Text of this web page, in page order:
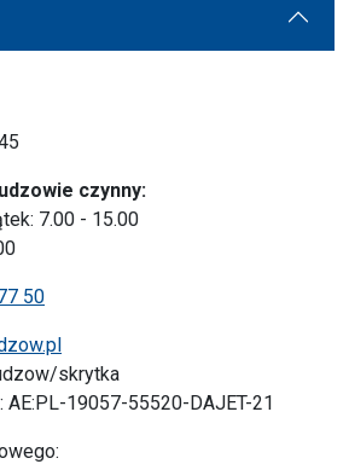
czynny:
7.00 - 15.00
50
skrytka
19057-55520-DAJET-21